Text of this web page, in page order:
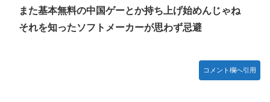
また基本無料の中国ゲーとか持ち上げ始めんじゃね
それを知ったソフトメーカーが思わず忌避
コメント欄へ引用